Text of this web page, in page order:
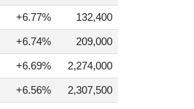
+6.77% 132,400
+6.74% 209,000
+6.69% 2,274,000
+6.56% 2,307,500